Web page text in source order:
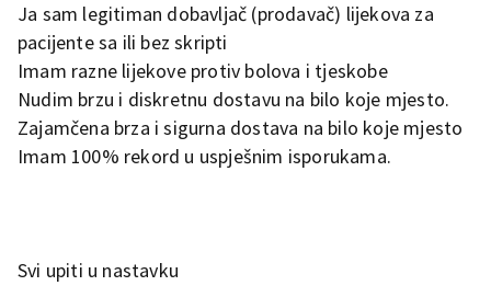
Ja sam legitiman dobavljač (prodavač) lijekova za
pacijente sa ili bez skripti
Imam razne lijekove protiv bolova i tjeskobe
Nudim brzu i diskretnu dostavu na bilo koje mjesto.
Zajamčena brza i sigurna dostava na bilo koje mjesto
Imam 100% rekord u uspješnim isporukama.
Svi upiti u nastavku